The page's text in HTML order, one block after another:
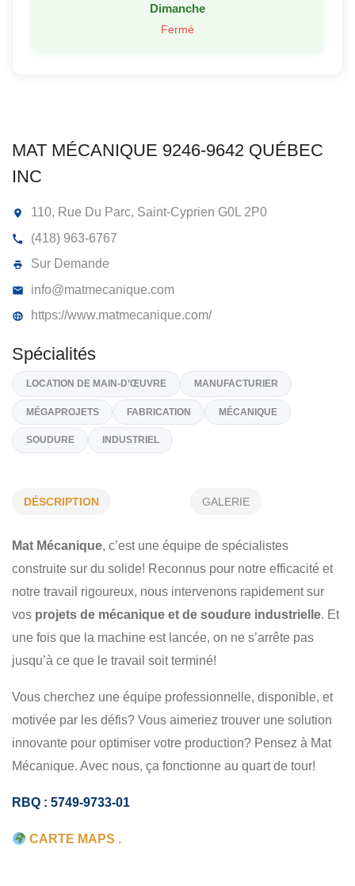
MAT MÉCANIQUE 9246-9642 QUÉBEC
INC
(418) 963-6767
info@matmecanique.com
https://www.matmecanique.com/
Spécialités
MÉGAPROJETS FABRICATION MÉCANIQUE
SOUDURE INDUSTRIEL
DÉSCRIPTION GALERIE
Mat Mécanique, c’est une équipe de spécialistes
construite sur du solide! Reconnus pour notre efficacité et
notre travail rigoureux, nous intervenons rapidement sur
vos projets de mécanique et de soudure industrielle. Et
une fois que la machine est lancée, on ne s’arrête pas
jusqu’à ce que le travail soit terminé!
Vous cherchez une équipe professionnelle, disponible, et
motivée par les défis? Vous aimeriez trouver une solution
innovante pour optimiser votre production? Pensez à Mat
Mécanique. Avec nous, ça fonctionne au quart de tour!
RBQ : 5749-9733-01
CARTE MAPS .
Dimanche
Fermé